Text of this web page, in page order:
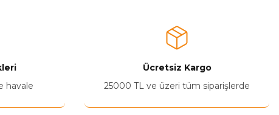
havale
Ücretsiz Kargo
25000 TL ve üzeri tüm siparişlerde